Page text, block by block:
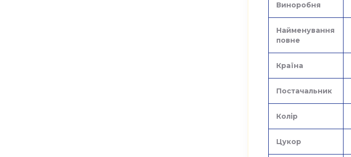
Виноробня
Найменування
повне
Країна
Постачальник
Колір
Цукор